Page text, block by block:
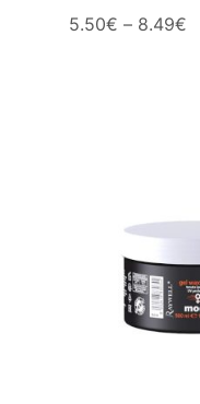
5.50€ – 8.49€